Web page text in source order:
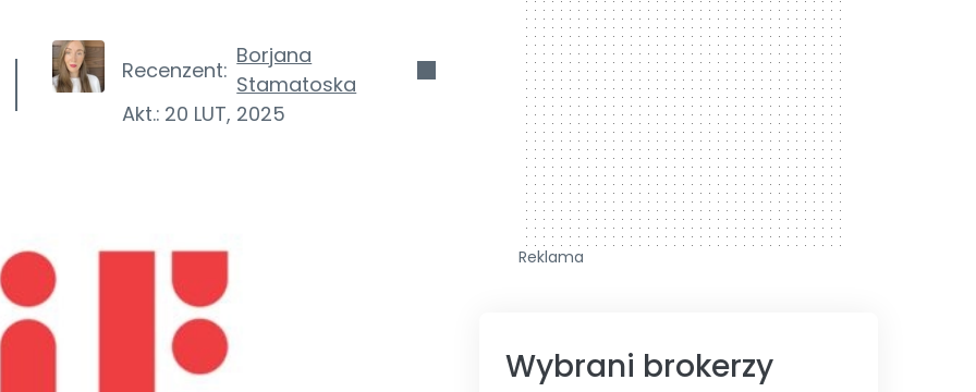
Recenzent:
Borjana
Stamatoska
Akt.: 20 LUT, 2025
Reklama
Wybrani brokerzy